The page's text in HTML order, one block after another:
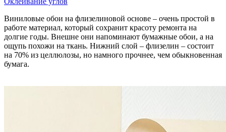
Виниловые обои на флизелиновой основе – очень простой в
работе материал, который сохранит красоту ремонта на
долгие годы. Внешне они напоминают бумажные обои, а на
ощупь похожи на ткань. Нижний слой – флизелин – состоит
на 70% из целлюлозы, но намного прочнее, чем обыкновенная
бумага.